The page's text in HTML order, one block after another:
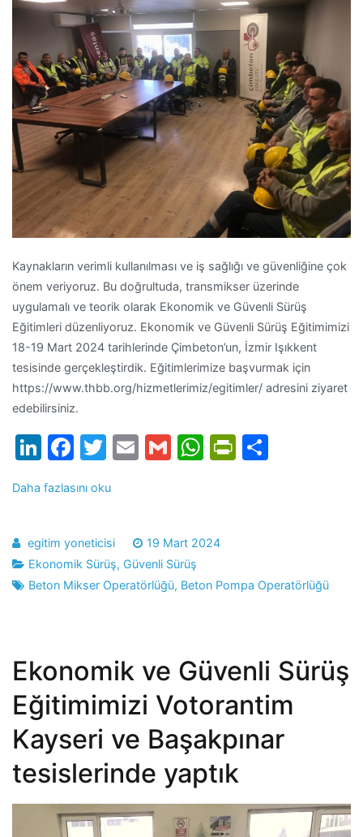
Kaynakların verimli kullanılması ve iş sağlığı ve güvenliğine çok
önem veriyoruz. Bu doğrultuda, transmikser üzerinde
uygulamalı ve teorik olarak Ekonomik ve Güvenli Sürüş
Eğitimleri düzenliyoruz. Ekonomik ve Güvenli Sürüş Eğitimimizi
18-19 Mart 2024 tarihlerinde Çimbeton’un, İzmir Işıkkent
tesisinde gerçekleştirdik. Eğitimlerimize başvurmak için
https://www.thbb.org/hizmetlerimiz/egitimler/ adresini ziyaret
edebilirsiniz.
LinkedIn
Facebook
Twitter
EmailGmailWhatsApp
Daha fazlasını oku
egitim yoneticisi
19 Mart 2024
Ekonomik Sürüş, Güvenli Sürüş
Beton Mikser Operatörlüğü, Beton Pompa Operatörlüğü
Ekonomik ve Güvenli Sürüş
Eğitimimizi Votorantim
Kayseri ve Başakpınar
tesislerinde yaptık